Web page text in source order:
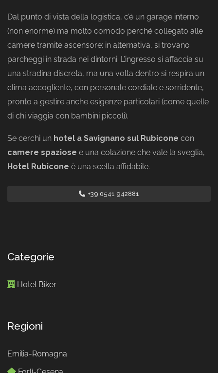
Dal punto di vista della logistica, c’è un garage interno
(non enorme) ma molto comodo perché collegato alle
camere tramite ascensore; in alternativa, si trovano
parcheggi in strada nei dintorni. L’ingresso si affaccia su
una stradina discreta, ma una volta dentro si respira un
clima accogliente, con personale cordiale e sorridente,
pronto a gestire anche esigenze particolari (come quelle
di chi viaggia con bambini piccoli).
Se cerchi un hotel a Savignano sul Rubicone con
camere spaziose e una colazione che vale la sveglia,
Hotel Rubicone è una scelta affidabile.
+39 0541 942881
Categorie
Hotel Biker
Regioni
Emilia-Romagna